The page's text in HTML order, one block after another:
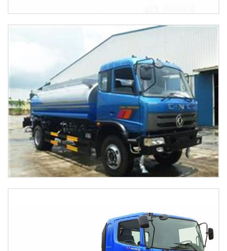
Tấm nhựa đen badersoc xe tải Hoàng Huy
Xem tiếp
Xem tiếp